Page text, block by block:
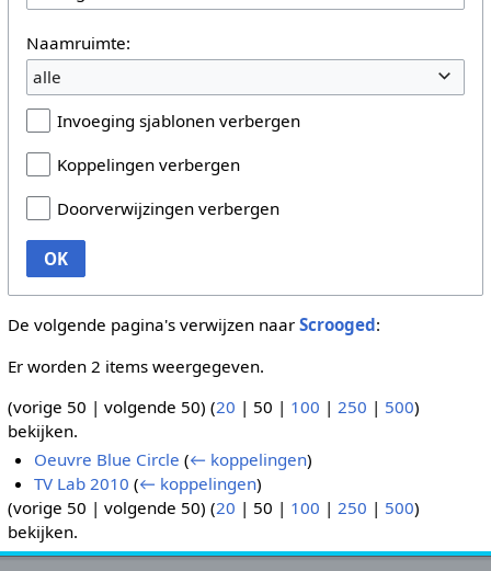
Naamruimte:
alle
Invoeging sjablonen verbergen
Koppelingen verbergen
Doorverwijzingen verbergen
OK
De volgende pagina's verwijzen naar Scrooged:
Er worden 2 items weergegeven.
(vorige 50 | volgende 50) (20 | 50 | 100 | 250 | 500)
bekijken.
Oeuvre Blue Circle (← koppelingen)
TV Lab 2010 (← koppelingen)
(vorige 50 | volgende 50) (20 | 50 | 100 | 250 | 500)
bekijken.